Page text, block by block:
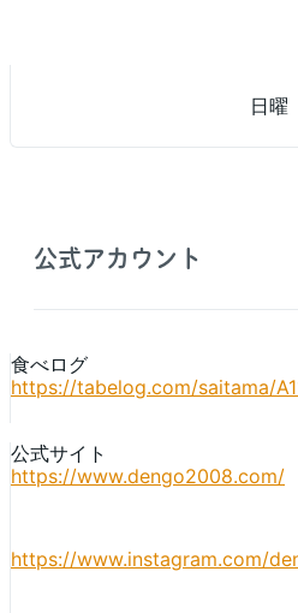
日曜
公式アカウント
食べログ
https://tabelog.com/saitama/
公式サイト
https://www.dengo2008.com/
https://www.instagram.com/